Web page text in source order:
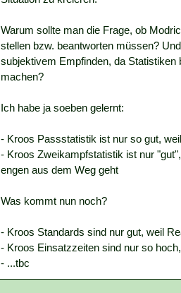
Warum sollte man die Frage, ob
stellen bzw. beantworten müssen?
subjektivem Empfinden, da Statistiken
machen?
Ich habe ja soeben gelernt:
- Kroos Passstatistik ist nur so gut,
- Kroos Zweikampfstatistik ist nur
engen aus dem Weg geht
Was kommt nun noch?
- Kroos Standards sind nur gut, weil
- Kroos Einsatzzeiten sind nur so
- ...tbc